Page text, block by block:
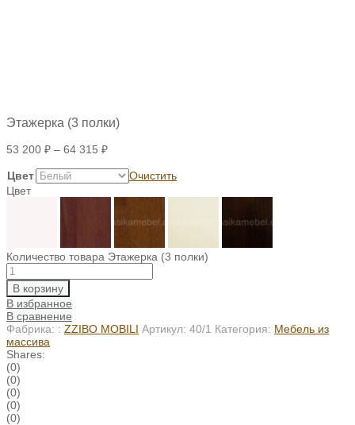
Этажерка (3 полки)
53 200 ₽ – 64 315 ₽
Цвет
Очистить
Цвет
Количество товара Этажерка (3 полки)
В корзину
В избранное
В сравнение
Фабрика: : ZZIBO MOBILI Артикул: 40/1 Категория: Мебель из
массива
Shares:
(0)
(0)
(0)
(0)
(0)